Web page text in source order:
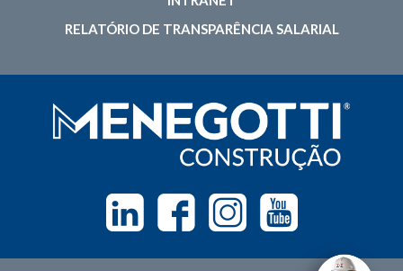
RELATÓRIO DE TRANSPARÊNCIA SALARIAL
Linkedin FacebookInstagramYoutube